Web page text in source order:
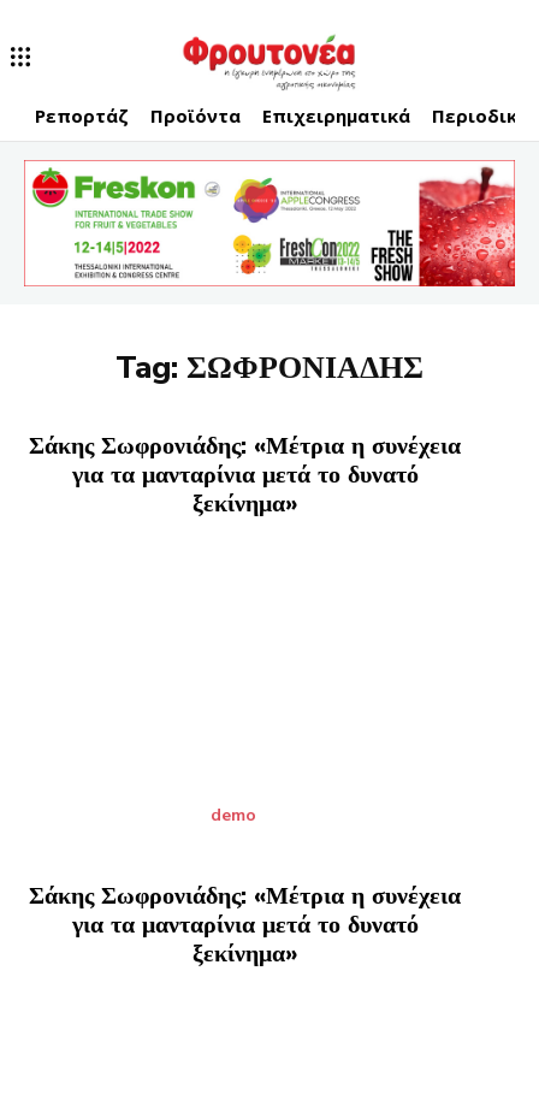
Ρεπορτάζ Προϊόντα Επιχειρηματικά Περιοδικό
Tag: ΣΩΦΡΟΝΙΑΔΗΣ
Σάκης Σωφρονιάδης: «Μέτρια η συνέχεια
για τα μανταρίνια μετά το δυνατό
ξεκίνημα»
demo
Σάκης Σωφρονιάδης: «Μέτρια η συνέχεια
για τα μανταρίνια μετά το δυνατό
ξεκίνημα»